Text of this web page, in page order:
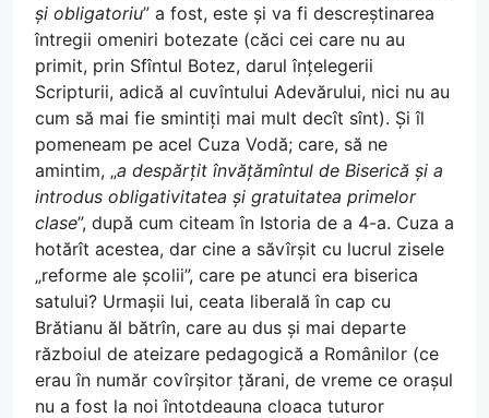
și obligatoriu” a fost, este și va fi descreștinarea
întregii omeniri botezate (căci cei care nu au
primit, prin Sfîntul Botez, darul înțelegerii
Scripturii, adică al cuvîntului Adevărului, nici nu au
cum să mai fie smintiți mai mult decît sînt). Și îl
pomeneam pe acel Cuza Vodă; care, să ne
amintim, „a despărțit învățămîntul de Biserică și a
introdus obligativitatea și gratuitatea primelor
clase”, după cum citeam în Istoria de a 4-a. Cuza a
hotărît acestea, dar cine a săvîrșit cu lucrul zisele
„reforme ale școlii”, care pe atunci era biserica
satului? Urmașii lui, ceata liberală în cap cu
Brătianu ăl bătrîn, care au dus și mai departe
războiul de ateizare pedagogică a Românilor (ce
erau în număr covîrșitor țărani, de vreme ce orașul
nu a fost la noi întotdeauna cloaca tuturor